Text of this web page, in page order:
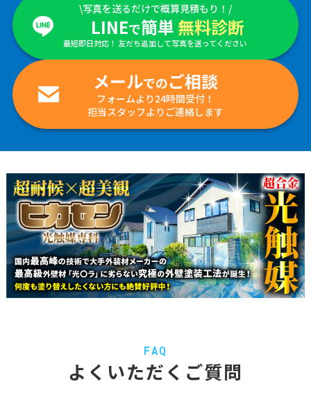
\写真を送るだけで概算見積もり！/
LINEで簡単 無料診断
最短即日対応！ 友だち追加して写真を送ってください
メールでのご相談
フォームより24時間受付！
担当スタッフよりご連絡します
FAQ
よくいただくご質問